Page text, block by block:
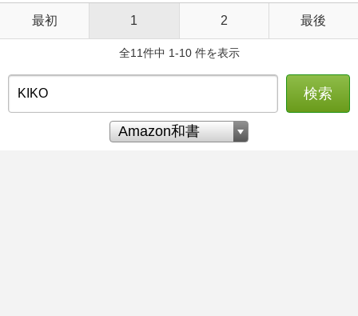
最初 1 2 最後
全11件中 1-10 件を表示
検索